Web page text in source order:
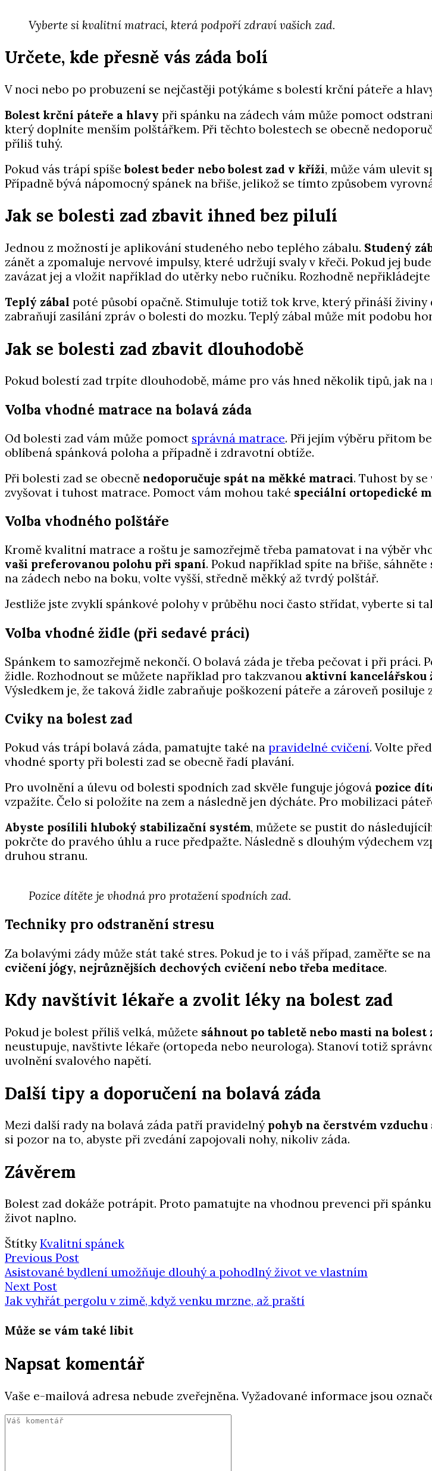
Vyberte si kvalitní matraci, která podpoří zdraví vašich zad.
Určete, kde přesně vás záda bolí
V noci nebo po probuzení se nejčastěji potýkáme s bolestí krční páteře a
Bolest krční páteře a hlavy při spánku na zádech vám může pomoct
který doplníte menším polštářkem. Při těchto bolestech se obecně
příliš tuhý.
Pokud vás trápí spíše bolest beder nebo bolest zad v kříži, může vám ulevit
Případně bývá nápomocný spánek na břiše, jelikož se tímto způsobem
Jak se bolesti zad zbavit ihned bez pilulí
Jednou z možností je aplikování studeného nebo teplého zábalu. Studený
zánět a zpomaluje nervové impulsy, které udržují svaly v křeči. Pokud jej
zavázat jej a vložit například do utěrky nebo ručníku. Rozhodně
Teplý zábal poté působí opačně. Stimuluje totiž tok krve, který přináší
zabraňují zasílání zpráv o bolesti do mozku. Teplý zábal může mít podobu
Jak se bolesti zad zbavit dlouhodobě
Pokud bolestí zad trpíte dlouhodobě, máme pro vás hned několik tipů, jak na
Volba vhodné matrace na bolavá záda
Od bolesti zad vám může pomoct správná matrace. Při jejím výběru přitom
oblíbená spánková poloha a případně i zdravotní obtíže.
Při bolesti zad se obecně nedoporučuje spát na měkké matraci. Tuhost by
zvyšovat i tuhost matrace. Pomoct vám mohou také speciální ortopedické
Volba vhodného polštáře
Kromě kvalitní matrace a roštu je samozřejmě třeba pamatovat i na výběr
vaši preferovanou polohu při spaní. Pokud například spíte na břiše,
na zádech nebo na boku, volte vyšší, středně měkký až tvrdý polštář.
Jestliže jste zvyklí spánkové polohy v průběhu noci často střídat, vyberte si
Volba vhodné židle (při sedavé práci)
Spánkem to samozřejmě nekončí. O bolavá záda je třeba pečovat i při práci.
židle. Rozhodnout se můžete například pro takzvanou aktivní kancelářskou
Výsledkem je, že taková židle zabraňuje poškození páteře a zároveň posiluje
Cviky na bolest zad
Pokud vás trápí bolavá záda, pamatujte také na pravidelné cvičení. Volte
vhodné sporty při bolesti zad se obecně řadí plavání.
Pro uvolnění a úlevu od bolesti spodních zad skvěle funguje jógová pozice
vzpažíte. Čelo si položíte na zem a následně jen dýcháte. Pro mobilizaci
Abyste posílili hluboký stabilizační systém, můžete se pustit do
pokrčte do pravého úhlu a ruce předpažte. Následně s dlouhým výdechem
druhou stranu.
Pozice dítěte je vhodná pro protažení spodních zad.
Techniky pro odstranění stresu
Za bolavými zády může stát také stres. Pokud je to i váš případ, zaměřte se
cvičení jógy, nejrůznějších dechových cvičení nebo třeba meditace.
Kdy navštívit lékaře a zvolit léky na bolest zad
Pokud je bolest příliš velká, můžete sáhnout po tabletě nebo masti na bolest
neustupuje, navštivte lékaře (ortopeda nebo neurologa). Stanoví totiž
uvolnění svalového napětí.
Další tipy a doporučení na bolavá záda
Mezi další rady na bolavá záda patří pravidelný pohyb na čerstvém vzduchu
si pozor na to, abyste při zvedání zapojovali nohy, nikoliv záda.
Závěrem
Bolest zad dokáže potrápit. Proto pamatujte na vhodnou prevenci při
život naplno.
Štítky Kvalitní spánek
Previous Post
Asistované bydlení umožňuje dlouhý a pohodlný život ve vlastním
Next Post
Jak vyhřát pergolu v zimě, když venku mrzne, až praští
Může se vám také libit
Napsat komentář
Vaše e-mailová adresa nebude zveřejněna. Vyžadované informace jsou